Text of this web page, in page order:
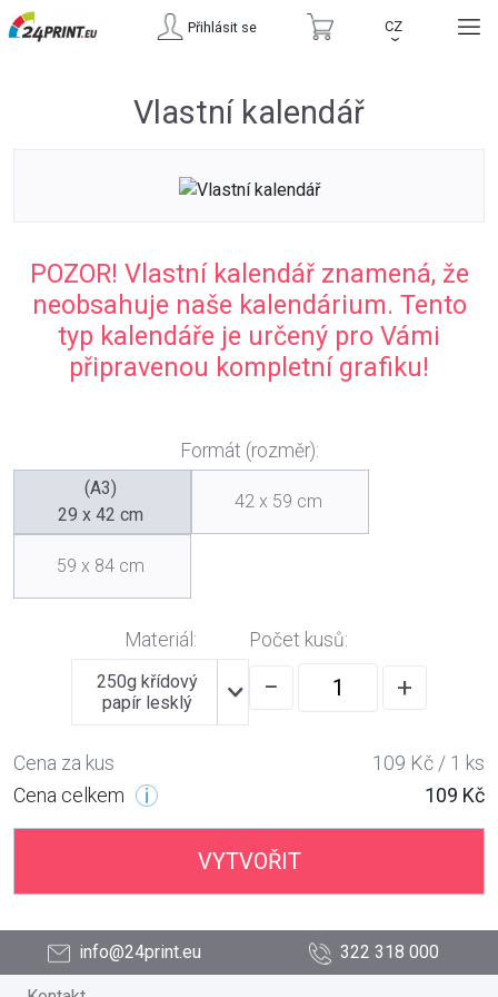
Přihlásit se CZ
›
Vlastní kalendář
POZOR! Vlastní kalendář znamená, že
neobsahuje naše kalendárium. Tento
typ kalendáře je určený pro Vámi
připravenou kompletní grafiku!
Formát (rozměr):
(A3)
29 x 42 cm
42 x 59 cm
59 x 84 cm
Materiál:
250g křídový
papír lesklý
Počet kusů:
− +
Cena za kus
109 Kč / 1 ks
Cena celkem
109 Kč
VYTVOŘIT
info@24print.eu 322 318 000